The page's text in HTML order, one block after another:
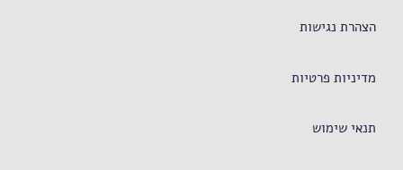
הצהרת נגישות
מדיניות פרטיות
תנאי שימוש